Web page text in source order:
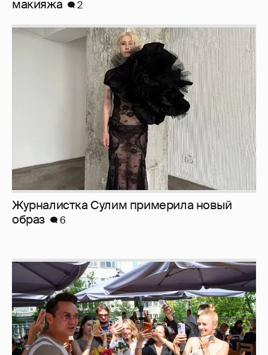
макияжа
2
Журналистка Сулим примерила новый
образ
6